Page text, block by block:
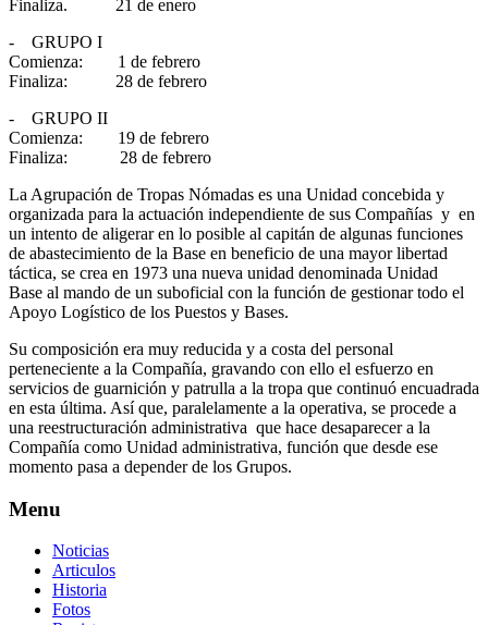
Finaliza. 21 de enero
- GRUPO I
Comienza: 1 de febrero
Finaliza: 28 de febrero
- GRUPO II
Comienza: 19 de febrero
Finaliza: 28 de febrero
La Agrupación de Tropas Nómadas es una Unidad concebida y
organizada para la actuación independiente de sus Compañías y en
un intento de aligerar en lo posible al capitán de algunas funciones
de abastecimiento de la Base en beneficio de una mayor libertad
táctica, se crea en 1973 una nueva unidad denominada Unidad
Base al mando de un suboficial con la función de gestionar todo el
Apoyo Logístico de los Puestos y Bases.
Su composición era muy reducida y a costa del personal
perteneciente a la Compañía, gravando con ello el esfuerzo en
servicios de guarnición y patrulla a la tropa que continuó encuadrada
en esta última. Así que, paralelamente a la operativa, se procede a
una reestructuración administrativa que hace desaparecer a la
Compañía como Unidad administrativa, función que desde ese
momento pasa a depender de los Grupos.
Menu
Noticias
Articulos
Historia
Fotos